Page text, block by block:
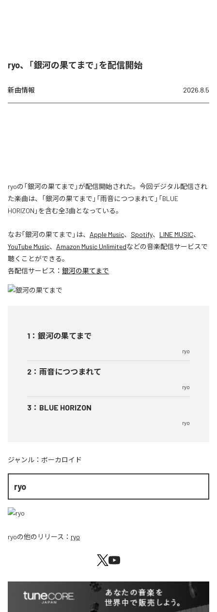
ryo、「銀河の果てまで」を配信開始
新曲情報 2026.8.5
ryoの「銀河の果てまで」が配信開始された。今回デジタル配信され
た楽曲は、「銀河の果てまで」「雨音につつまれて」「BLUE
HORIZON」を含む全3曲となっている。
なお「銀河の果てまで 」は、 Apple Music、 Spotify、 LINE MUSIC、
YouTube Music、 Amazon Music Unlimitedなどの音楽配信サービスで
聴くことができる。
各配信サービス： 銀河の果てまで
1 ： 銀河の果てまで
ryo
2 ： 雨音につつまれて
ryo
3 ： BLUE HORIZON
ryo
ジャンル： ボーカロイド
ryo
ryoの他のリリース： ryo